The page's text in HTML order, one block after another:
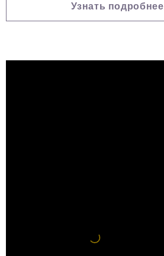
Узнать подробнее